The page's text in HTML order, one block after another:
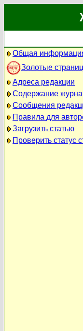
Общая
Золотые
Адреса редакции
Содержание
Сообщения
Правила для
Загрузить статью
Проверить статус